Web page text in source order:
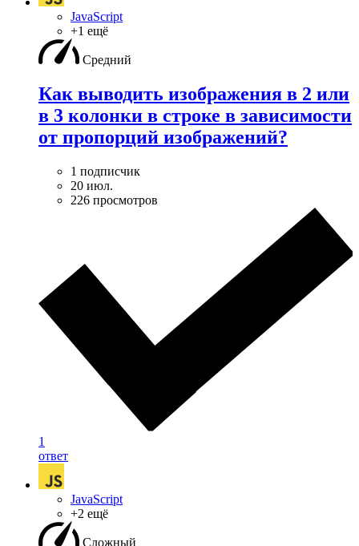
JavaScript
+1 ещё
Средний
Как выводить изображения в 2 или
в 3 колонки в строке в зависимости
от пропорций изображений?
1 подписчик
20 июл.
226 просмотров
1
ответ
JavaScript
+2 ещё
Сложный